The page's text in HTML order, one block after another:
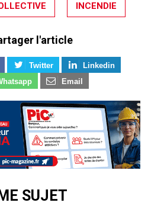
INCENDIE
l'article
Twitter
Linkedin
Email
SUJET